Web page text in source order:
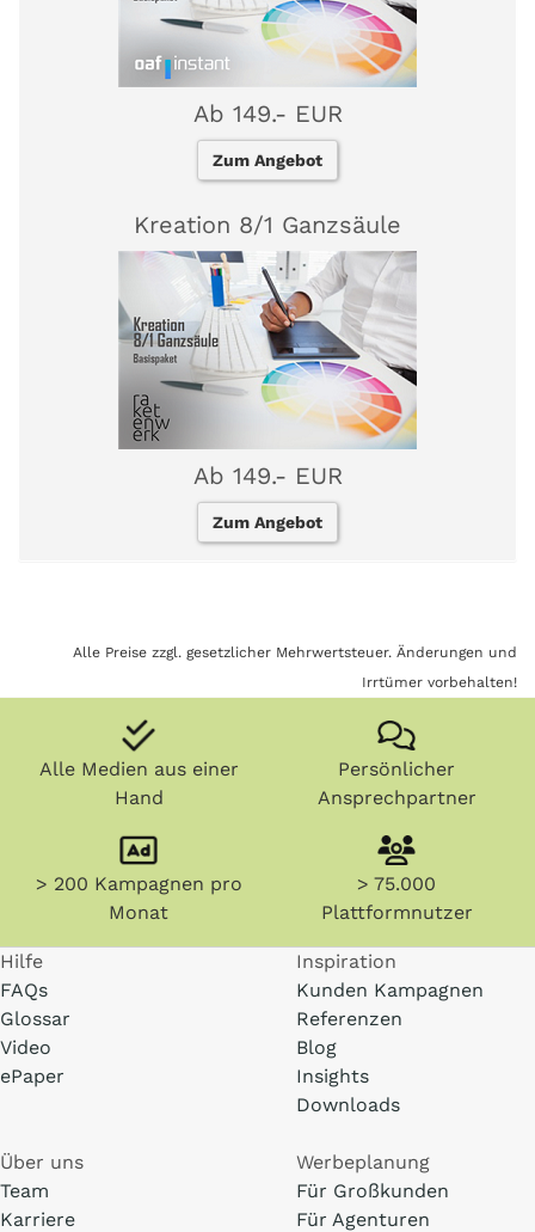
Ab 149.- EUR
Zum Angebot
Kreation 8/1 Ganzsäule
Ab 149.- EUR
Zum Angebot
Alle Preise zzgl. gesetzlicher Mehrwertsteuer. Änderungen und
Irrtümer vorbehalten!
Alle Medien aus einer
Hand
Persönlicher
Ansprechpartner
> 200 Kampagnen pro
Monat
> 75.000
Plattformnutzer
Hilfe
FAQs
Glossar
Video
ePaper
Inspiration
Kunden Kampagnen
Referenzen
Blog
Insights
Downloads
Über uns
Team
Karriere
Werbeplanung
Für Großkunden
Für Agenturen